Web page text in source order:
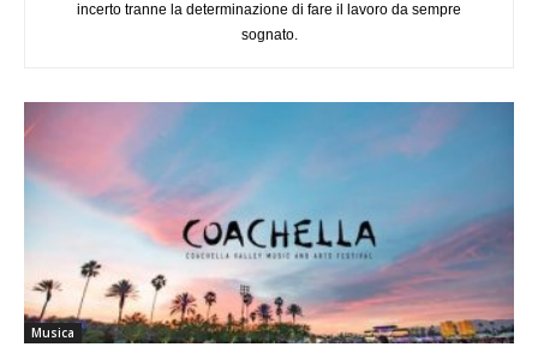
incerto tranne la determinazione di fare il lavoro da sempre
sognato.
Musica